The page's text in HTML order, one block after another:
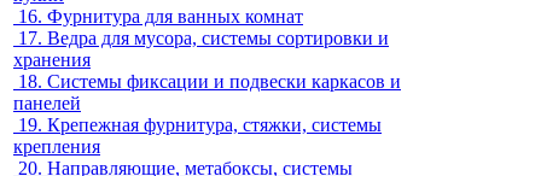
16. Фурнитура для ванных комнат
17. Ведра для мусора, системы сортировки и
хранения
18. Системы фиксации и подвески каркасов и
панелей
19. Крепежная фурнитура, стяжки, системы
крепления
20. Направляющие, метабоксы, системы